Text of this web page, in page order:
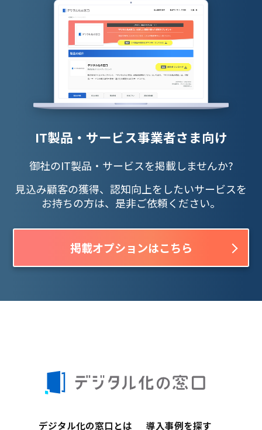
IT製品・サービス事業者さま向け
御社のIT製品・サービスを掲載しませんか?
見込み顧客の獲得、認知向上をしたいサービスを
お持ちの方は、是非ご依頼ください。
掲載オプションはこちら
デジタル化の窓口とは 導入事例を探す